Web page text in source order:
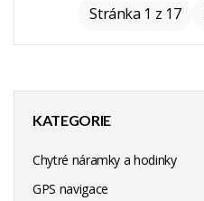
KATEGORIE
Chytré náramky a hodinky
GPS navigace
Stránka 1 z 17